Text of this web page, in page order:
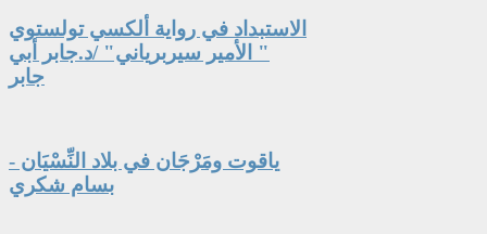
الاستبداد في رواية ألكسي تولستوي
" الأمير سيربرياني" /د.جابر أبي
جابر
ياقوت ومَرْجَان في بلاد النِّسْيَان -
بسام شكري